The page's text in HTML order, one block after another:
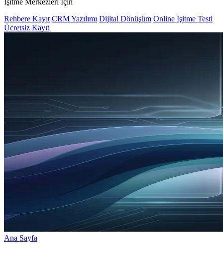
İşitme Merkezleri İçin
Rehbere Kayıt CRM Yazılımı Dijital Dönüşüm Online İşitme Testi
Ücretsiz Kayıt
Ana Sayfa